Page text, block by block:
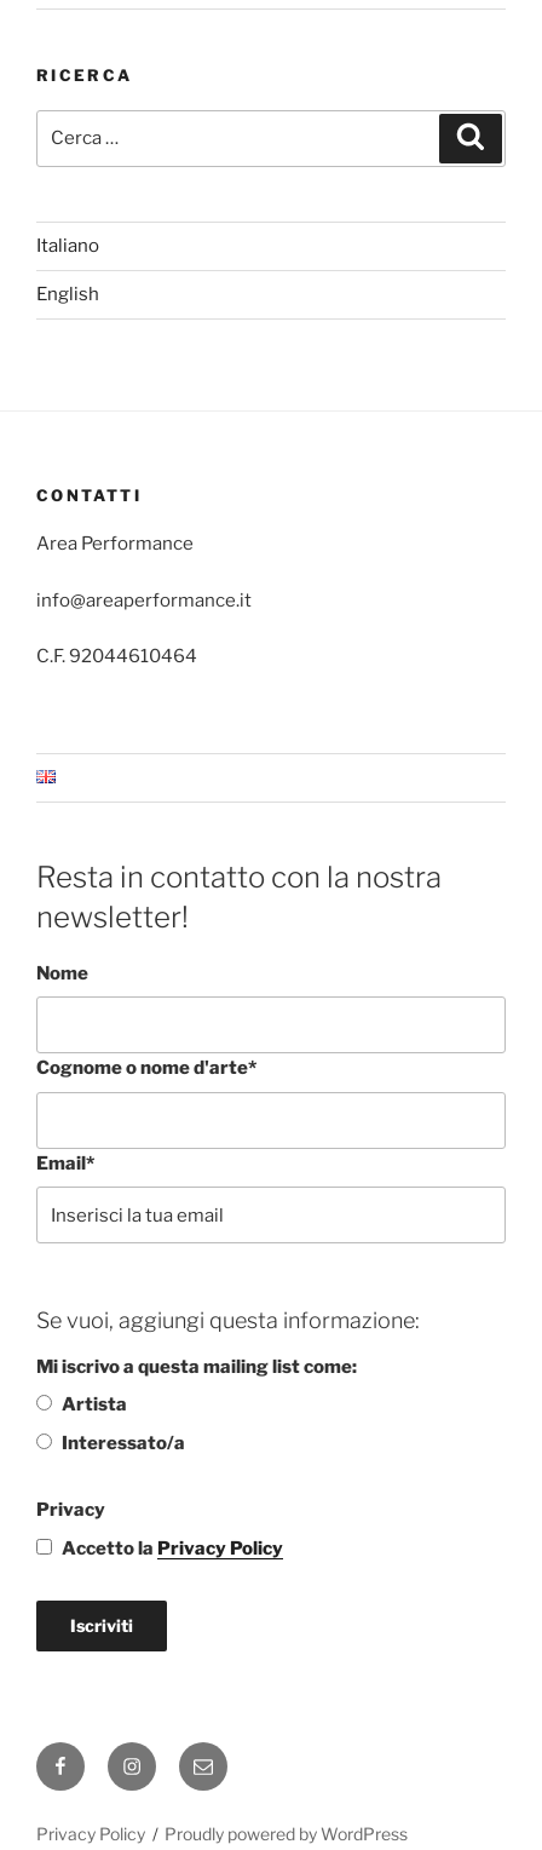
RICERCA
Italiano
English
CONTATTI
Area Performance
info@areaperformance.it
C.F. 92044610464
Resta in contatto con la nostra
newsletter!
Nome
Cognome o nome d'arte*
Email*
Se vuoi, aggiungi questa informazione:
Mi iscrivo a questa mailing list come:
Artista
Interessato/a
Privacy
Accetto la Privacy Policy
Iscriviti
FacebookInstagramEmail
Privacy Policy Proudly powered by WordPress